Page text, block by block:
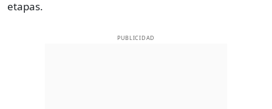
etapas.
PUBLICIDAD